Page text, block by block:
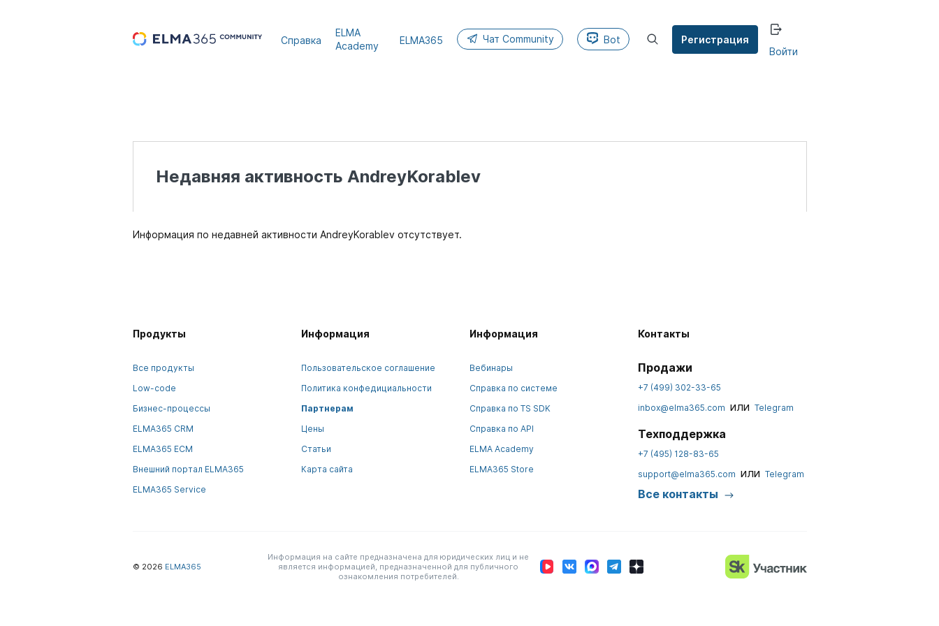
Справка
ELMA
Academy
ELMA365 Чат Community Bot
Регистрация
Войти
Недавняя активность AndreyKorablev
Информация по недавней активности AndreyKorablev отсутствует.
Продукты
Все продукты
Low-code
Бизнес-процессы
ELMA365 CRM
ELMA365 ECM
Внешний портал ELMA365
ELMA365 Service
Информация
Пользовательское соглашение
Политика конфедициальности
Партнерам
Цены
Статьи
Карта сайта
Информация
Вебинары
Справка по системе
Справка по TS SDK
Справка по API
ELMA Academy
ELMA365 Store
Контакты
Продажи
+7 (499) 302-33-65
inbox@elma365.com или Telegram
Техподдержка
+7 (495) 128-83-65
support@elma365.com или Telegram
Все контакты
© 2026 ELMA365
Информация на сайте предназначена для юридических лиц и не
является информацией, предназначенной для публичного
ознакомления потребителей.